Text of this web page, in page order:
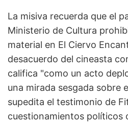
La misiva recuerda que el
Ministerio de Cultura
material en El Ciervo
desacuerdo del cineasta
califica "como un acto
una mirada sesgada sobre
supedita el testimonio de
cuestionamientos políticos